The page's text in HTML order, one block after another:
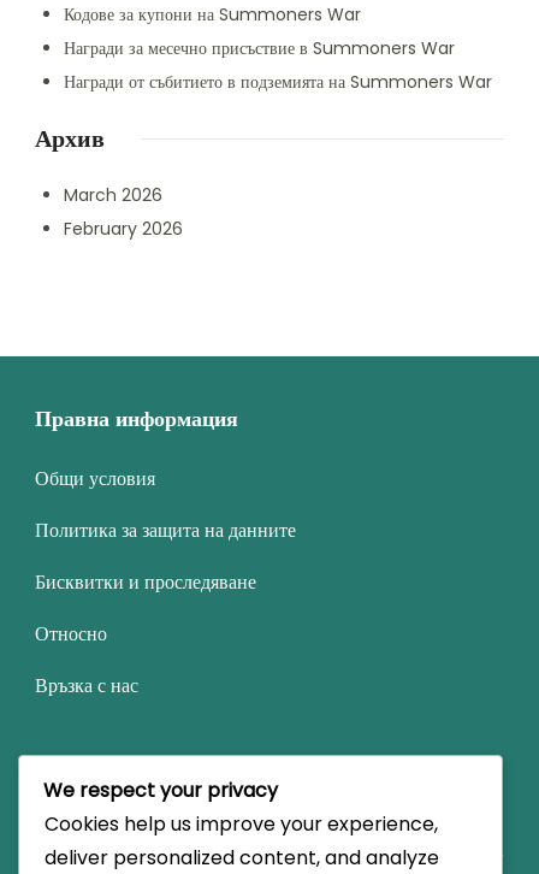
Кодове за купони на Summoners War
Награди за месечно присъствие в Summoners War
Награди от събитието в подземията на Summoners War
Архив
March 2026
February 2026
Правна информация
Общи условия
Политика за защита на данните
Бисквитки и проследяване
Относно
Връзка с нас
Категории
Кодове за купони на Summoners War
Награди за месечно присъствие в Summoners War
We respect your privacy
Cookies help us improve your experience,
deliver personalized content, and analyze